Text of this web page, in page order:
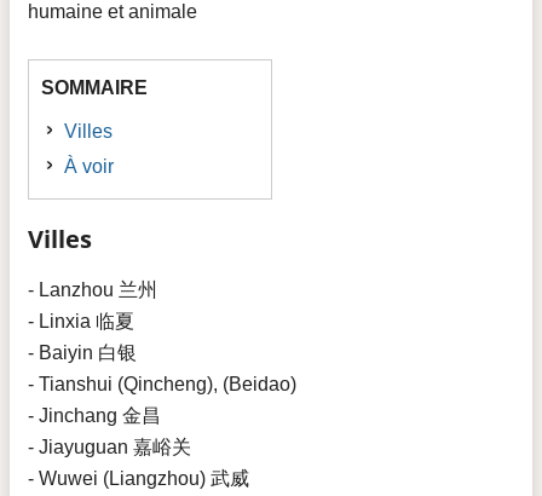
humaine et animale
SOMMAIRE
Villes
À voir
Villes
- Lanzhou 兰州
- Linxia 临夏
- Baiyin 白银
- Tianshui (Qincheng), (Beidao)
- Jinchang 金昌
- Jiayuguan 嘉峪关
- Wuwei (Liangzhou) 武威